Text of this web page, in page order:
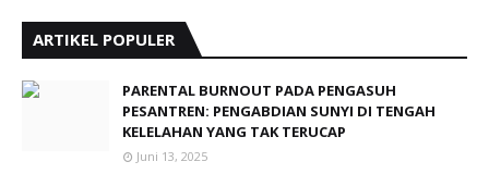
ARTIKEL POPULER
PARENTAL BURNOUT PADA PENGASUH
PESANTREN: PENGABDIAN SUNYI DI TENGAH
KELELAHAN YANG TAK TERUCAP
Juni 13, 2025